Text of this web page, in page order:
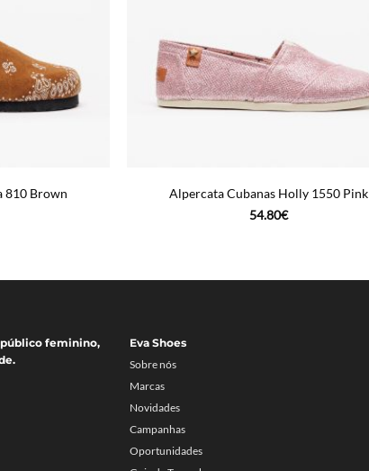
810 Brown
Alpercata Cubanas Holly 1550 Pink
54.80€
público feminino,
Eva Shoes
Sobre nós
Marcas
Novidades
Campanhas
Oportunidades